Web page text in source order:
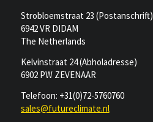
Strobloemstraat 23 (Postanschrift)
6942 VR DIDAM
The Netherlands
Kelvinstraat 24 (Abholadresse)
6902 PW ZEVENAAR
Telefoon: +31(0)72-5760760
sales@futureclimate.nl